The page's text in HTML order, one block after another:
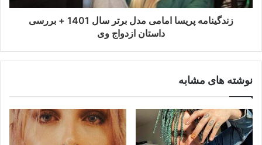
زندگینامه پریسا امامی مدل برتر سال 1401 + بررسی
داستان ازدواج وی
نوشته های مشابه